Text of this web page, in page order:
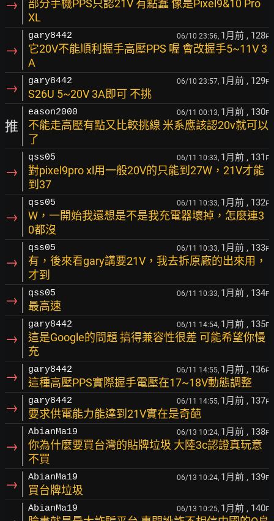
→
部分手機PPS只認21V 有點蠢 像是Pixel9&10 Pro
XL
→
gary8442 06/10 23:56, 1月前 , 128F
它20V不能順利握手高壓PPS 喔 會改握手5~11V 3
A
→ gary8442 06/10 23:57, 1月前 , 129F
S26U 5~20V 3A即可 不挑
推
eason2000 06/11 00:13, 1月前 , 130F
不能走高壓有點又比較挑線 米系應該認20v就可以
了
→
qss05 06/11 10:33, 1月前 , 131 F
對pixel9pro xl用一般20V的只能到27W，21V才能
到37
→
qss05 06/11 10:33, 1月前 , 132F
W，一開始我還想是不是我充電器壞掉，怎麼連3
0都沒
→
qss05 06/11 10:33, 1月前 , 133F
有，後來看gary講要21V，我去拆原廠的出來用，
才到
→ qss05 06/11 10:33, 1月前 , 134F
最高速
→
gary8442 06/11 14:54, 1月前 , 135F
這是Google的問題 搞得兼容性很差 可能希望你慢
充
→ gary8442 06/11 14:55, 1月前 , 136F
這種高壓PPS實際握手電壓在17~18V動態調整
→ gary8442 06/11 14:55, 1月前 , 137F
要求供電能力能達到21V實在是奇葩
→
AbianMa19 06/13 10:24, 1月前 , 138F
你為什麼要買台灣的貼牌垃圾 大陸3c認證真玩意
不買
→ AbianMa19 06/13 10:24, 1月前 , 139F
買台牌垃圾
AbianMa19 06/13 10:25, 1月前 , 140F